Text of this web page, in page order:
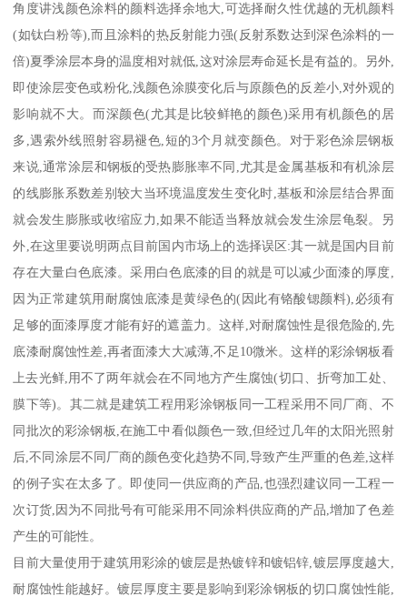
角度讲浅颜色涂料的颜料选择余地大,可选择耐久性优越的无机颜料
(如钛白粉等),而且涂料的热反射能力强(反射系数达到深色涂料的一
倍)夏季涂层本身的温度相对就低,这对涂层寿命延长是有益的。另外,
即使涂层变色或粉化,浅颜色涂膜变化后与原颜色的反差小,对外观的
影响就不大。而深颜色(尤其是比较鲜艳的颜色)采用有机颜色的居
多,遇索外线照射容易褪色,短的3个月就变颜色。对于彩色涂层钢板
来说,通常涂层和钢板的受热膨胀率不同,尤其是金属基板和有机涂层
的线膨胀系数差别较大当环境温度发生变化时,基板和涂层结合界面
就会发生膨胀或收缩应力,如果不能适当释放就会发生涂层龟裂。另
外,在这里要说明两点目前国内市场上的选择误区:其一就是国内目前
存在大量白色底漆。采用白色底漆的目的就是可以减少面漆的厚度,
因为正常建筑用耐腐蚀底漆是黄绿色的(因此有铬酸锶颜料),必须有
足够的面漆厚度才能有好的遮盖力。这样,对耐腐蚀性是很危险的,先
底漆耐腐蚀性差,再者面漆大大减薄,不足10微米。这样的彩涂钢板看
上去光鲜,用不了两年就会在不同地方产生腐蚀(切口、折弯加工处、
膜下等)。其二就是建筑工程用彩涂钢板同一工程采用不同厂商、不
同批次的彩涂钢板,在施工中看似颜色一致,但经过几年的太阳光照射
后,不同涂层不同厂商的颜色变化趋势不同,导致产生严重的色差,这样
的例子实在太多了。即使同一供应商的产品,也强烈建议同一工程一
次订货,因为不同批号有可能采用不同涂料供应商的产品,增加了色差
产生的可能性。
目前大量使用于建筑用彩涂的镀层是热镀锌和镀铝锌,镀层厚度越大,
耐腐蚀性能越好。镀层厚度主要是影响到彩涂钢板的切口腐蚀性能,